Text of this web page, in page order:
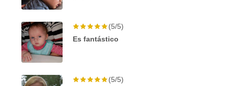
(5/5)
Es fantástico
(5/5)